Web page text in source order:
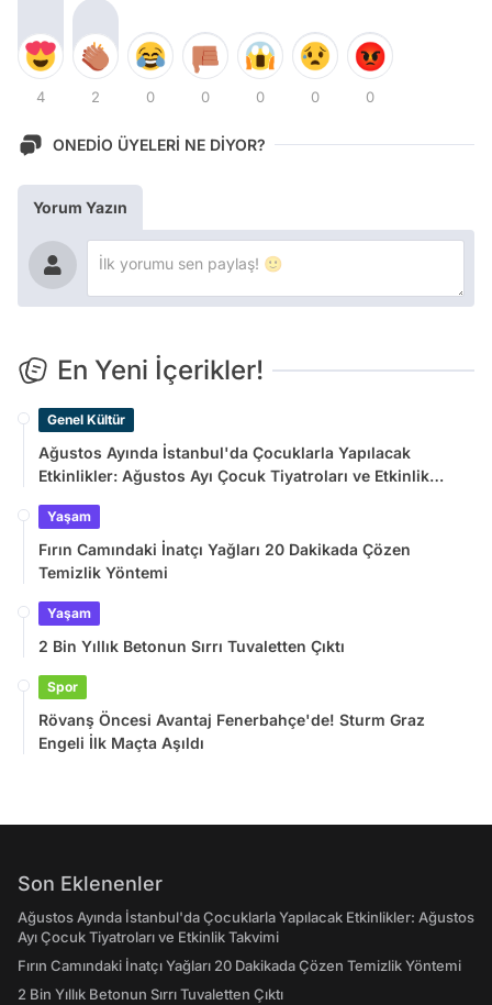
4 2 0 0 0 0 0
ONEDİO ÜYELERİ NE DİYOR?
Yorum Yazın
En Yeni İçerikler!
Genel Kültür
Ağustos Ayında İstanbul'da Çocuklarla Yapılacak
Etkinlikler: Ağustos Ayı Çocuk Tiyatroları ve Etkinlik
Yaşam
Fırın Camındaki İnatçı Yağları 20 Dakikada Çözen
Temizlik Yöntemi
Yaşam
2 Bin Yıllık Betonun Sırrı Tuvaletten Çıktı
Spor
Rövanş Öncesi Avantaj Fenerbahçe'de! Sturm Graz
Engeli İlk Maçta Aşıldı
Son Eklenenler
Ağustos Ayında İstanbul'da Çocuklarla Yapılacak Etkinlikler: Ağustos
Ayı Çocuk Tiyatroları ve Etkinlik Takvimi
Fırın Camındaki İnatçı Yağları 20 Dakikada Çözen Temizlik Yöntemi
2 Bin Yıllık Betonun Sırrı Tuvaletten Çıktı